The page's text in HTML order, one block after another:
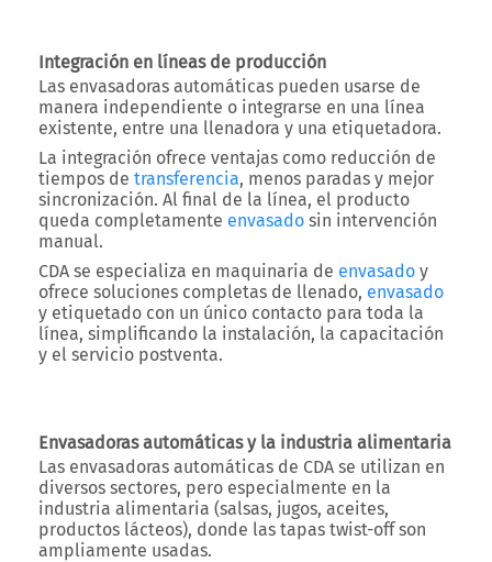
Integración en líneas de producción
Las envasadoras automáticas pueden usarse de
manera independiente o integrarse en una línea
existente, entre una llenadora y una etiquetadora.
La integración ofrece ventajas como reducción de
tiempos de transferencia, menos paradas y mejor
sincronización. Al final de la línea, el producto
queda completamente envasado sin intervención
manual.
CDA se especializa en maquinaria de envasado y
ofrece soluciones completas de llenado, envasado
y etiquetado con un único contacto para toda la
línea, simplificando la instalación, la capacitación
y el servicio postventa.
Envasadoras automáticas y la industria alimentaria
Las envasadoras automáticas de CDA se utilizan en
diversos sectores, pero especialmente en la
industria alimentaria (salsas, jugos, aceites,
productos lácteos), donde las tapas twist-off son
ampliamente usadas.